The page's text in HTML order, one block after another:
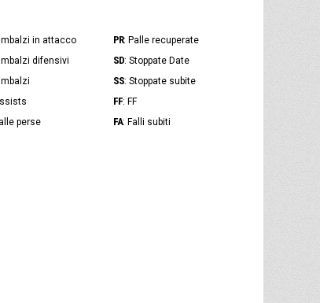
in attacco PR: Palle recuperate
difensivi SD: Stoppate Date
SS: Stoppate subite
FF: FF
perse FA: Falli subiti